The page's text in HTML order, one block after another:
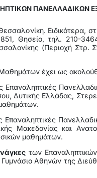
ΠΑΝΕΛΛΑΔΙΚΩΝ
Ειδικότερα,
Θησείο, τηλ. 210-
(Περιοχή Στρ.
έχει ως
Δυτικής Ελλάδας,
Μακεδονίας και
μαθημάτων.
των
Αθηνών της